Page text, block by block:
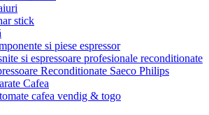
stick
si piese espressor
si espressoare profesionale reconditionate
Reconditionate Saeco Philips
Cafea
cafea vendig & togo